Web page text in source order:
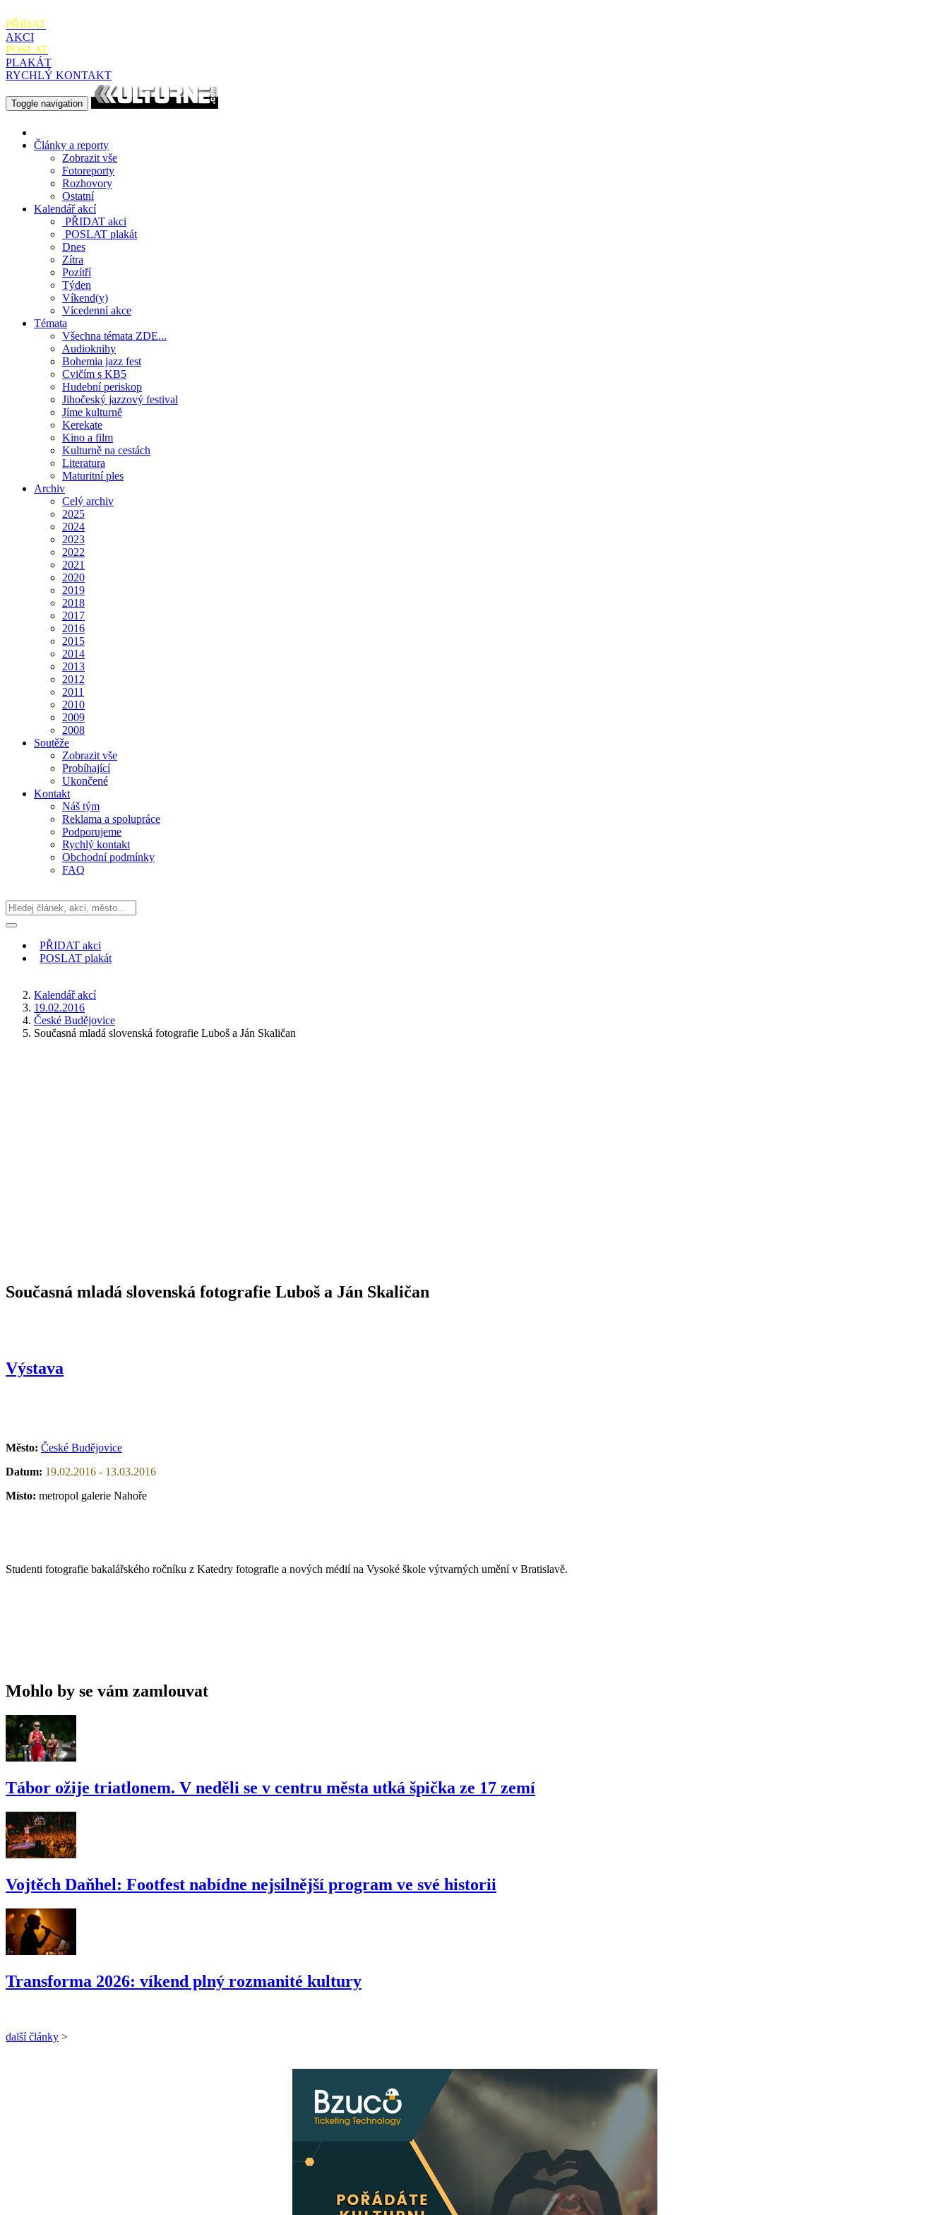
PŘIDAT
AKCI
POSLAT
PLAKÁT
RYCHLÝ KONTAKT
Toggle navigation
Články a reporty
Zobrazit vše
Fotoreporty
Rozhovory
Ostatní
Kalendář akcí
PŘIDAT akci
POSLAT plakát
Dnes
Zítra
Pozítří
Týden
Víkend(y)
Vícedenní akce
Témata
Všechna témata ZDE...
Audioknihy
Bohemia jazz fest
Cvičím s KB5
Hudební periskop
Jihočeský jazzový festival
Jíme kulturně
Kerekate
Kino a film
Kulturně na cestách
Literatura
Maturitní ples
Archiv
Celý archiv
2025
2024
2023
2022
2021
2020
2019
2018
2017
2016
2015
2014
2013
2012
2011
2010
2009
2008
Soutěže
Zobrazit vše
Probíhající
Ukončené
Kontakt
Náš tým
Reklama a spolupráce
Podporujeme
Rychlý kontakt
Obchodní podmínky
FAQ
PŘIDAT akci
POSLAT plakát
Kalendář akcí
19.02.2016
České Budějovice
Současná mladá slovenská fotografie Luboš a Ján Skaličan
Současná mladá slovenská fotografie Luboš a Ján Skaličan
Výstava
Město: České Budějovice
Datum: 19.02.2016 - 13.03.2016
Místo: metropol galerie Nahoře
Studenti fotografie bakalářského ročníku z Katedry fotografie a nových médií na Vysoké škole výtvarných umění v Bratislavě.
Mohlo by se vám zamlouvat
Tábor ožije triatlonem. V neděli se v centru města utká špička ze 17 zemí
Vojtěch Daňhel: Footfest nabídne nejsilnější program ve své historii
Transforma 2026: víkend plný rozmanité kultury
další články >